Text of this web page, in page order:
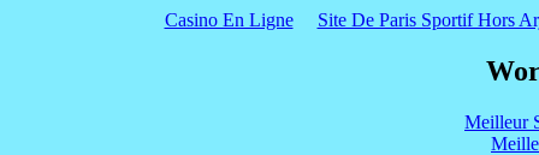
Casino En Ligne Site De Paris Sportif Hors
Meilleur